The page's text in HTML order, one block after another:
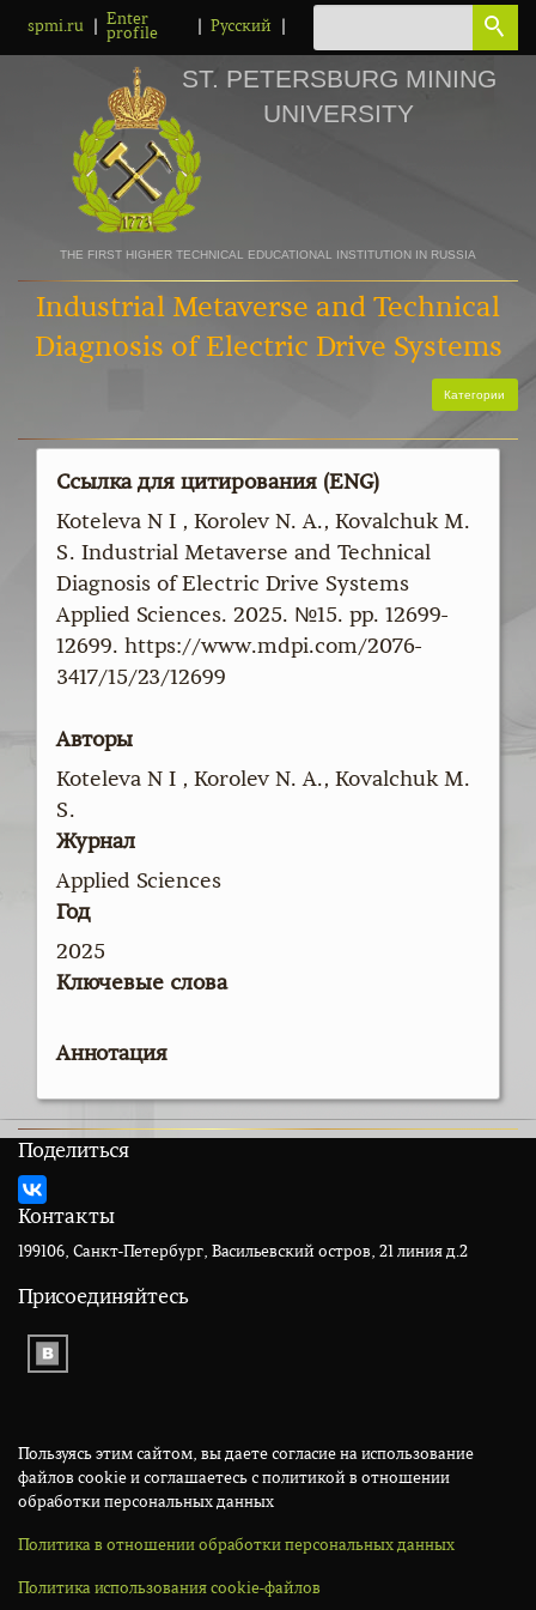
spmi.ru
Enter
profile
Русский
ST. PETERSBURG MINING
UNIVERSITY
THE FIRST HIGHER TECHNICAL EDUCATIONAL INSTITUTION IN RUSSIA
Industrial Metaverse and Technical
Diagnosis of Electric Drive Systems
Категории
Ссылка для цитирования (ENG)
Koteleva N I , Korolev N. A., Kovalchuk M.
S. Industrial Metaverse and Technical
Diagnosis of Electric Drive Systems
Applied Sciences. 2025. №15. pp. 12699-
12699. https://www.mdpi.com/2076-
3417/15/23/12699
Авторы
Koteleva N I , Korolev N. A., Kovalchuk M.
S.
Журнал
Applied Sciences
Год
2025
Ключевые слова
Аннотация
Поделиться
Контакты
199106, Санкт-Петербург, Васильевский остров, 21 линия д.2
Присоединяйтесь
Пользуясь этим сайтом, вы даете согласие на использование
файлов cookie и соглашаетесь с политикой в отношении
обработки персональных данных
Политика в отношении обработки персональных данных
Политика использования cookie-файлов